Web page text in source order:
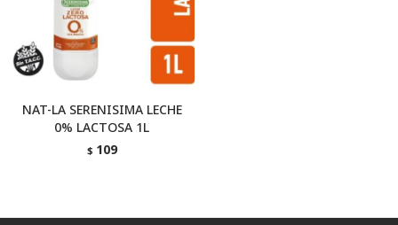
NAT-LA SERENISIMA LECHE
0% LACTOSA 1L
$ 109